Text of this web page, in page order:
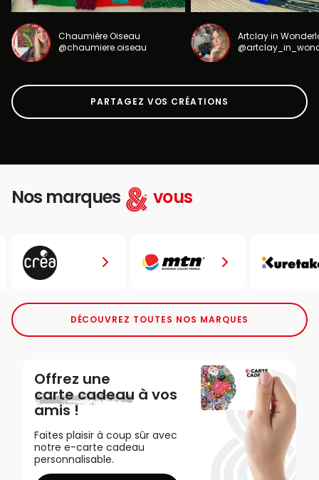
Chaumière Oiseau
@chaumiere.oiseau
Artclay in
PARTAGEZ VOS CRÉATIONS
Nos marques vous
DÉCOUVREZ TOUTES NOS MARQUES
Offrez une
carte cadeau à vos
amis !
Faites plaisir à coup sûr avec
notre e-carte cadeau
personnalisable.